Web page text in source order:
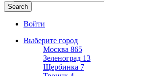
Войти
Выберите город
Москва 865
Зеленоград 13
Щербинка 7